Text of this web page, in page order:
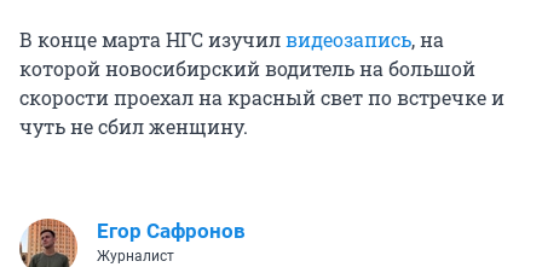
В конце марта НГС изучилвидеозапись, на
которой новосибирский водитель на большой
скорости проехал на красный свет по встречке и
чуть не сбил женщину.
Егор Сафронов
Журналист